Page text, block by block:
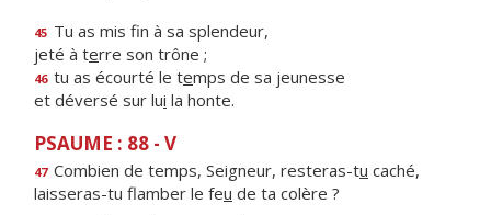
45 Tu as mis fn à sa splendeur,
jeté à terre son trône ;
46 tu as écourté le temps de sa jeunesse
et déversé sur lui la honte.
PSAUME : 88 - V
47 Combien de temps, Seigneur, resteras-tu caché,
laisseras-tu flamber le feu de ta colère ?